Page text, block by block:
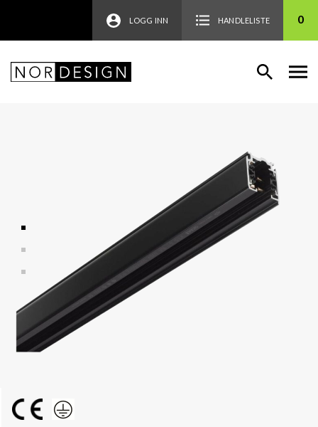
LOGG INN HANDLELISTE 0